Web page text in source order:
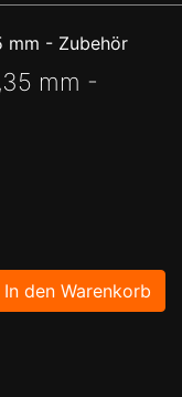
mm -
In den Warenkorb